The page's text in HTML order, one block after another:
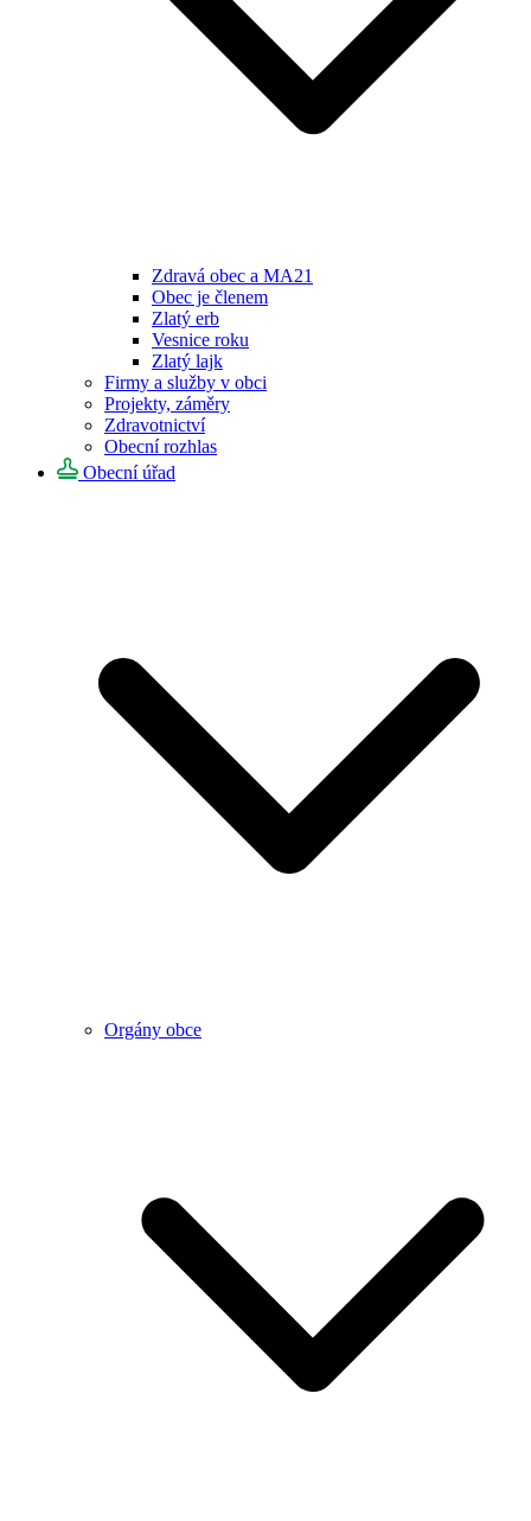
Zdravá obec a MA21
Obec je členem
Zlatý erb
Vesnice roku
Zlatý lajk
Firmy a služby v obci
Projekty, záměry
Zdravotnictví
Obecní rozhlas
Obecní úřad
Orgány obce